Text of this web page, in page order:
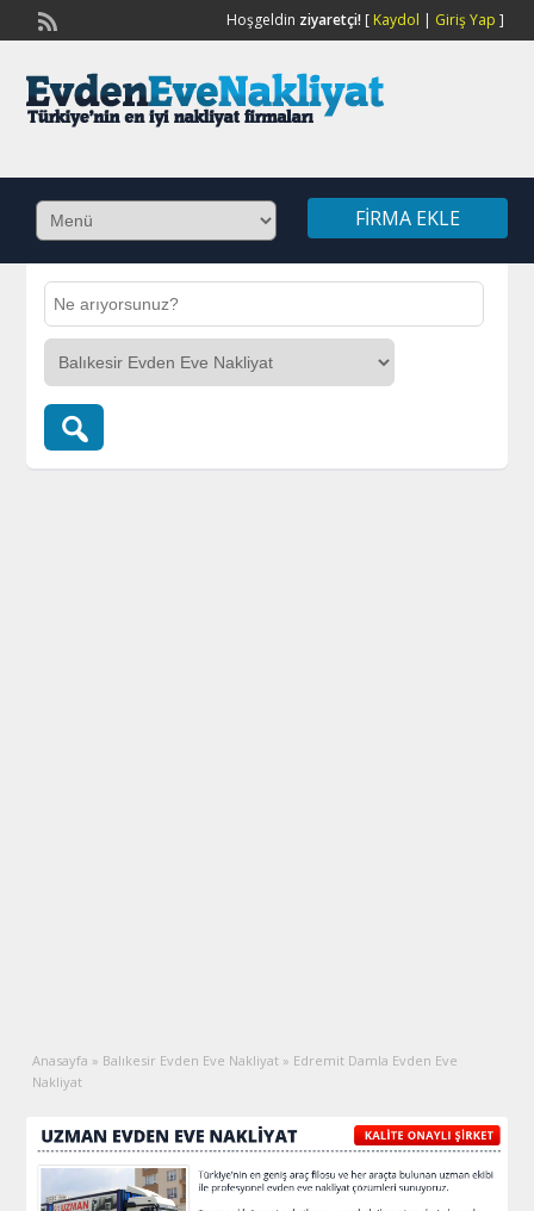
Hoşgeldin ziyaretçi![ Kaydol | Giriş Yap ]
FIRMA EKLE
Anasayfa » Balıkesir Evden Eve Nakliyat » Edremit Damla Evden Eve
Nakliyat